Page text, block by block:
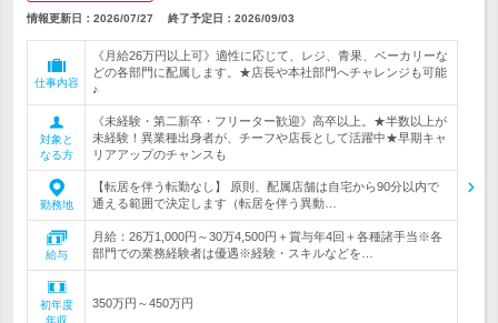
情報更新日：2026/07/27 終了予定日： 2026/09/03
仕事内容
《月給26万円以上可》適性に応じて、レジ、青果、ベーカリーな
どの各部門に配属します。★店長や本社部門へチャレンジも可能
♪
対象と
なる方
《未経験・第二新卒・フリーター歓迎》高卒以上。★半数以上が
未経験！異業種出身者が、チーフや店長として活躍中★早期キャ
リアアップのチャンスも
勤務地
【転居を伴う転勤なし】 原則、配属店舗は自宅から90分以内で
通える範囲で決定します（転居を伴う異動…
給与
月給：26万1,000円～30万4,500円＋賞与年4回＋各種諸手当※各
部門での業務経験者は優遇※経験・スキルなどを…
初年度
年収
350万円～450万円